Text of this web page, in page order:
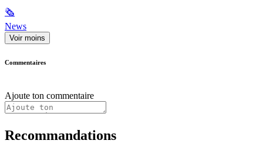
🗞
News
Voir moins
Commentaires
Ajoute ton commentaire
Recommandations